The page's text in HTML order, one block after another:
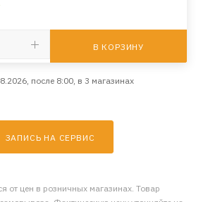
В КОРЗИНУ
после 8:00, в 3 магазинах
ЗАПИСЬ НА СЕРВИС
от цен в розничных магазинах. Товар